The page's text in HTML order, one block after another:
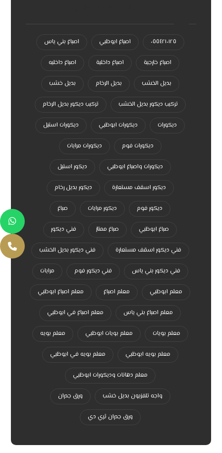
٠٥٥٤٢١٠١٢٥ اصباغ ابوظبي اصباغ بني ياس
اصباغ خارجية اصباغ داخلية اصباغ داخليه
بديل الخشب بديل الرخام بديل خشب
تركيب ديكور بديل الخشب تركيب ديكور بديل الرخام
ديكورات ديكورات ابوظبي ديكورات استيل
ديكورات فوم ديكورات مرايات
ديكورات واصباغ ابوظبي ديكور استيل
ديكور اسقف مستعارة ديكور بديل رخام
ديكور فوم ديكور مرايات صباغ
صباغ ابوظبي صباغ ممتاز فني ديكور
فني ديكور اسقف مستعارة فني ديكور بديل الخشب
فني ديكور بني ياس فني ديكور فوم مرايات
معلم ابوظبي معلم اصباغ معلم اصباغ ابوظبي
معلم اصباغ بني ياس معلم اصباغ في ابوظبي
معلم بويات معلم بويات ابوظبي معلم بويه
معلم بويه ابوظبي معلم بويه في ابوظبي
معلم دهانات وديكورات ابوظبي
واجه تلفزيون بديل خشب ورق جدران
ورق جدران ثري دي